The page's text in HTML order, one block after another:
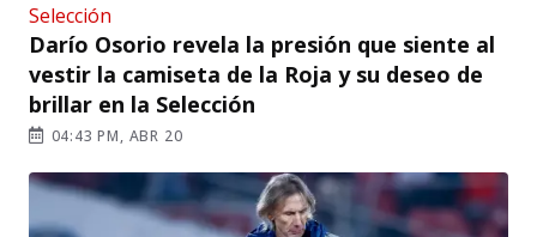
Selección
Darío Osorio revela la presión que siente al
vestir la camiseta de la Roja y su deseo de
brillar en la Selección
04:43 PM, ABR 20